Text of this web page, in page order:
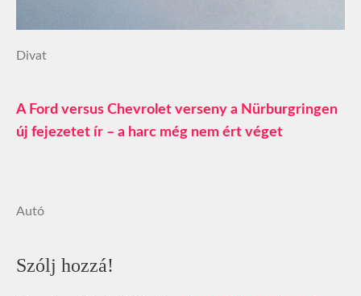
Divat
A Ford versus Chevrolet verseny a Nürburgringen
új fejezetet ír – a harc még nem ért véget
Autó
Szólj hozzá!